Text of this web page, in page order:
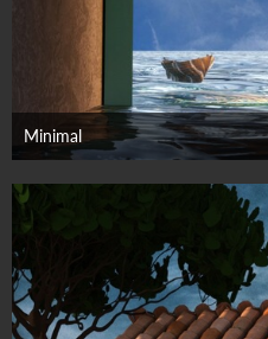
Minimal
10. September 2025